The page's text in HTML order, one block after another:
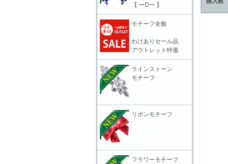
【 ーDー 】
モチーフ全般
わけありセール品
アウトレット特価
ラインストーン
モチーフ
リボンモチーフ
フラワーモチーフ